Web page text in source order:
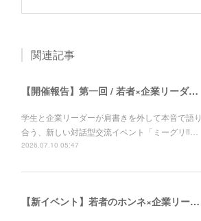
関連記事
【開催報告】第一回 / 若者×企業リーダーの対話イベント「ミーグリ！！」
学生と企業リーダーが肩書きを外して本音で語り
合う、新しい対話型交流イベント「ミーグリ‼︎…
2026.07.10 05:47
【新イベント】若者のホンネ×企業リーダーがフラットに繋がる対話イベント「ミーグリ！！」